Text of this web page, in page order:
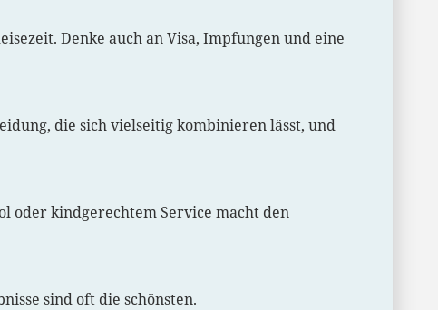
Denke auch an Visa, Impfungen und eine
die sich vielseitig kombinieren lässt, und
oder kindgerechtem Service macht den
sind oft die schönsten.